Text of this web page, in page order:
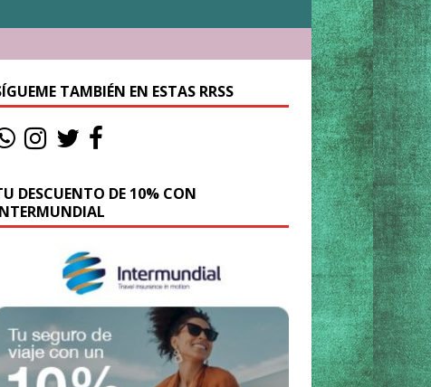
TAMBIÉN EN ESTAS RRSS
DESCUENTO DE 10% CON